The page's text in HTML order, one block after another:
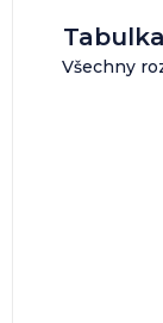
Všechny